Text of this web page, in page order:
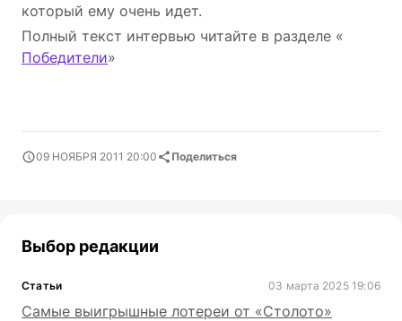
который ему очень идет.
Полный текст интервью читайте в разделе «
Победители»
09 НОЯБРЯ 2011 20:00 Поделиться
Выбор редакции
Статьи 03 марта 2025 19:06
Самые выигрышные лотереи от «Столото»